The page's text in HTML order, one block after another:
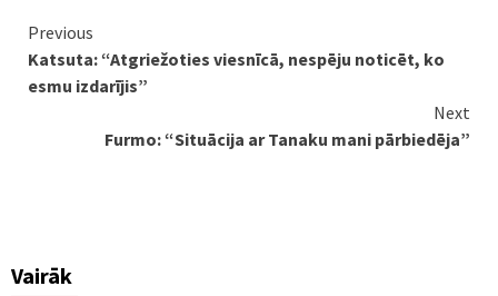
Continue
Reading
Previous
Katsuta: “Atgriežoties viesnīcā, nespēju noticēt, ko
esmu izdarījis”
Next
Furmo: “Situācija ar Tanaku mani pārbiedēja”
Vairāk